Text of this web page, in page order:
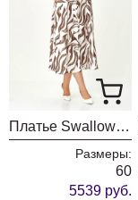
Платье Swallow 844-10 молочный+принт разводы
Размеры:
60
5539 руб.